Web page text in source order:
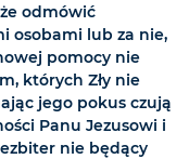
odmówić
osobami lub za nie,
pomocy nie
których Zły nie
jego pokus czują
Panu Jezusowi i
nie będący